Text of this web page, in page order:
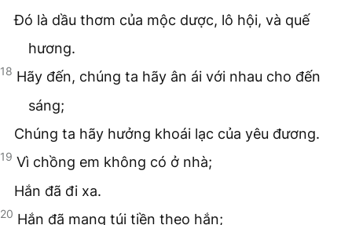
Đó là dầu thơm của mộc dược, lô hội, và quế
hương.
18 Hãy đến, chúng ta hãy ân ái với nhau cho đến
sáng;
Chúng ta hãy hưởng khoái lạc của yêu đương.
19 Vì chồng em không có ở nhà;
Hắn đã đi xa.
20 Hắn đã mang túi tiền theo hắn;